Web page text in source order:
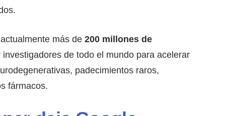
más de200 millones de
investigadores de todo el mundo para acelerar
padecimientos raros,
fármacos.